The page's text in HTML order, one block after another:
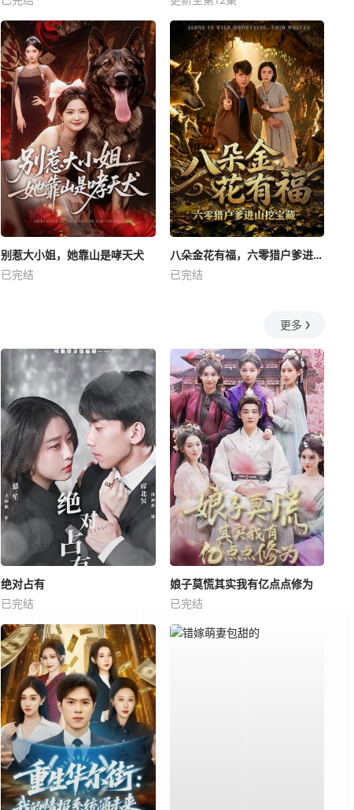
别惹大小姐，她靠山是哮天犬
已完结
八朵金花有福，六零猎户爹进山挖宝藏
已完结
更多
绝对占有
已完结
娘子莫慌其实我有亿点点修为
已完结